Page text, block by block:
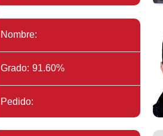
Nombre:
Grado: 91.60%
Pedido: